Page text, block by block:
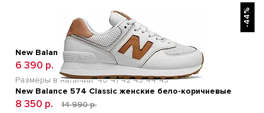
New Balance 996 Бело-синие
6 390 р.
12 600 р.
Размеры в наличии:40 41 42 43 44 45
-44%
New Balance 574 Classic женские бело-коричневые
8 350 р.
14 990 р.